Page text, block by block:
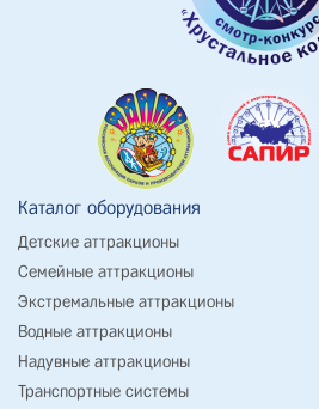
Каталог оборудования
Детские аттракционы
Семейные аттракционы
Экстремальные аттракционы
Водные аттракционы
Надувные аттракционы
Транспортные системы